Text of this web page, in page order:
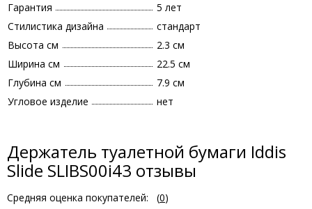
Гарантия
5 лет
Стилистика дизайна
стандарт
Высота см
2.3 см
Ширина см
22.5 см
Глубина см
7.9 см
Угловое изделие
нет
Держатель туалетной бумаги Iddis
Slide SLIBS00i43 отзывы
Средняя оценка покупателей: (0)